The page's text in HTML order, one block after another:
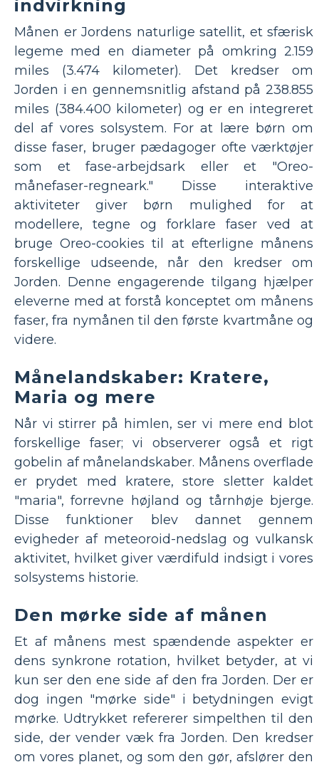
indvirkning
Månen er Jordens naturlige satellit, et sfærisk
legeme med en diameter på omkring 2.159
miles (3.474 kilometer). Det kredser om
Jorden i en gennemsnitlig afstand på 238.855
miles (384.400 kilometer) og er en integreret
del af vores solsystem. For at lære børn om
disse faser, bruger pædagoger ofte værktøjer
som et fase-arbejdsark eller et "Oreo-
månefaser-regneark." Disse interaktive
aktiviteter giver børn mulighed for at
modellere, tegne og forklare faser ved at
bruge Oreo-cookies til at efterligne månens
forskellige udseende, når den kredser om
Jorden. Denne engagerende tilgang hjælper
eleverne med at forstå konceptet om månens
faser, fra nymånen til den første kvartmåne og
videre.
Månelandskaber: Kratere,
Maria og mere
Når vi stirrer på himlen, ser vi mere end blot
forskellige faser; vi observerer også et rigt
gobelin af månelandskaber. Månens overflade
er prydet med kratere, store sletter kaldet
"maria", forrevne højland og tårnhøje bjerge.
Disse funktioner blev dannet gennem
evigheder af meteoroid-nedslag og vulkansk
aktivitet, hvilket giver værdifuld indsigt i vores
solsystems historie.
Den mørke side af månen
Et af månens mest spændende aspekter er
dens synkrone rotation, hvilket betyder, at vi
kun ser den ene side af den fra Jorden. Der er
dog ingen "mørke side" i betydningen evigt
mørke. Udtrykket refererer simpelthen til den
side, der vender væk fra Jorden. Den kredser
om vores planet, og som den gør, afslører den